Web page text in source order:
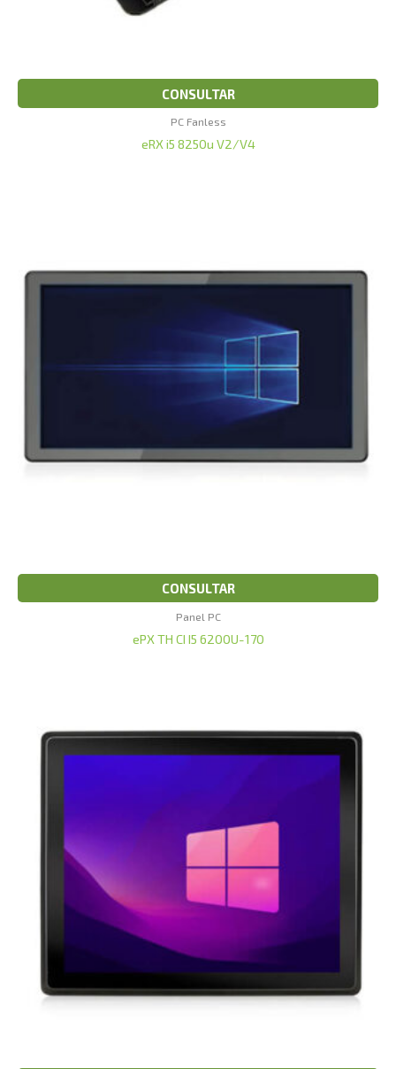
CONSULTAR
PC Fanless
eRX i5 8250u V2/V4
CONSULTAR
Panel PC
ePX TH CI I5 6200U-170